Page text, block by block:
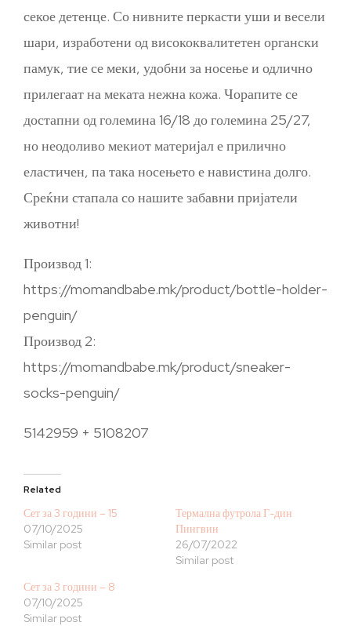
секое детенце. Со нивните перкасти уши и весели
шари, изработени од висококвалитетен органски
памук, тие се меки, удобни за носење и одлично
прилегаат на меката нежна кожа. Чорапите се
достапни од големина 16/18 до големина 25/27,
но неодоливо мекиот материјал е прилично
еластичен, па така носењето е навистина долго.
Среќни стапала со нашите забавни пријатели
животни!
Производ 1:
https://momandbabe.mk/product/bottle-holder-
penguin/
Производ 2:
https://momandbabe.mk/product/sneaker-
socks-penguin/
5142959 + 5108207
Related
Сет за 3 години – 15
07/10/2025
Similar post
Термална футрола Г-дин
Пингвин
26/07/2022
Similar post
Сет за 3 години – 8
07/10/2025
Similar post